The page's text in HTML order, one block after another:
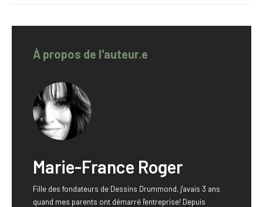
À propos de l'auteur.e
Marie-France Roger
Fille des fondateurs de Dessins Drummond, j'avais 3 ans
quand mes parents ont démarré l'entreprise! Depuis